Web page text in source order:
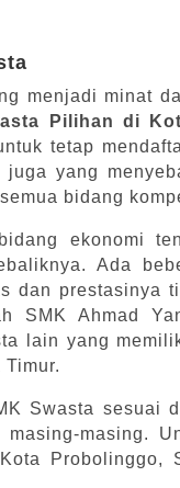
menjadi minat
Pilihan di
tetap
yang
bidang
ekonomi
Ada
dan prestasinya
SMK Ahmad
lain yang
Swasta sesuai
masing.
Probolinggo,